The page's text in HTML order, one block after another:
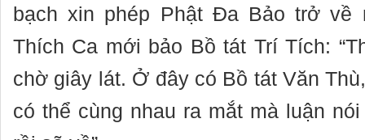
bạch xin phép Phật Đa Bảo trở
Thích Ca mới bảo Bồ tát Trí Tích:
chờ giây lát. Ở đây có Bồ tát Văn
có thể cùng nhau ra mắt mà luận